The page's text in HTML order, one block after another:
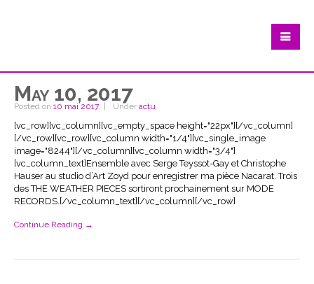
May 10, 2017
Posted on 10 mai 2017 Under actu
[vc_row][vc_column][vc_empty_space height="22px"][/vc_column]
[/vc_row][vc_row][vc_column width="1/4"][vc_single_image
image="8244"][/vc_column][vc_column width="3/4"]
[vc_column_text]Ensemble avec Serge Teyssot-Gay et Christophe
Hauser au studio d’Art Zoyd pour enregistrer ma pièce Nacarat. Trois
des THE WEATHER PIECES sortiront prochainement sur MODE
RECORDS.[/vc_column_text][/vc_column][/vc_row]
Continue Reading →